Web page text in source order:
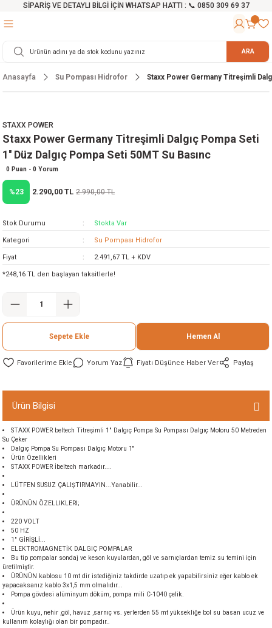
SİPARİŞ VE DETAYLI BİLGİ İÇİN WHATSAP HATTI : 📞 0850 309 69 37
Testereler
Makinesi
Testereler
Cihazları
Mikser
ve Arabalar
Malzemeleri ARA
Anasayfa Su Pompası Hidrofor Staxx Power Germany Titreşimli
STAXX POWER
Staxx Power Germany Titreşimli Dalgıç Pompa Seti
1'' Düz Dalgıç Pompa Seti 50MT Su Basınc
0 Puan - 0 Yorum
%23 2.290,00 TL 2.990,00 TL
Stok Durumu Stokta Var
Kategori Su Pompası Hidrofor
Fiyat 2.491,67 TL + KDV
*248,16 TL den başlayan taksitlerle!
Sepete Ekle Hemen Al
Yorum Yaz Fiyatı Düşünce Haber Ver Paylaş
Ürün Bilgisi
STAXX POWER beltech Titreşimli 1" Dalgıç Pompa Su Pompası Dalgıç Motoru 50 Metreden
Su Çeker
Dalgıç Pompa Su Pompası Dalgıç Motoru 1''
Ürün Özellikleri
STAXX POWER İbeltech markadır....
LÜTFEN SUSUZ ÇALIŞTIRMAYIN...Yanabilir...
ÜRÜNÜN ÖZELLİKLERİ;
220 VOLT
50 HZ
1" GİRİŞLİ...
ELEKTROMAGNETİK DALGIÇ POMPALAR
Bu tip pompalar sondaj ve keson kuyulardan, göl ve sarnıçlardan temiz su temini için
üretilmiştir.
ÜRÜNÜN kablosu 10 mt dir istediğiniz takdirde uzatıp ek yapabilirsiniz eğer kablo ek
yapacaksanız kablo 3x1,5 mm olmalıdır...
Pompa gövdesi alüminyum döküm, pompa mili C-1040 çelik.
Ürün kuyu, nehir ,göl, havuz ,sarnıç vs. yerlerden 55 mt yüksekliğe bol su basan ucuz ve
kullanım kolaylığı olan bir pompadır..